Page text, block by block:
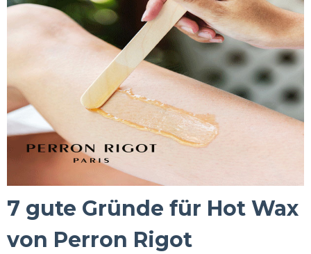
7 gute Gründe für Hot Wax
von Perron Rigot